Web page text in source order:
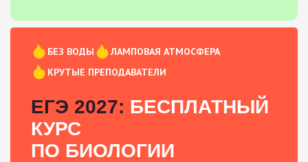
БЕЗ ВОДЫ
ЛАМПОВАЯ АТМОСФЕРА
КРУТЫЕ ПРЕПОДАВАТЕЛИ
ЕГЭ 2027: БЕСПЛАТНЫЙ
КУРС
ПО БИОЛОГИИ